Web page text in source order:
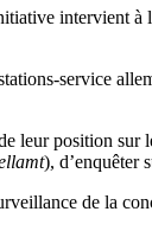
intervient à
service
leur position sur
), d’enquêter
de la